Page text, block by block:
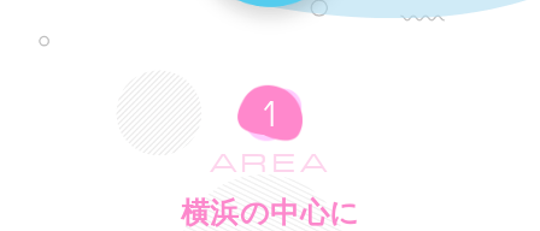
AREA
横浜の中心に